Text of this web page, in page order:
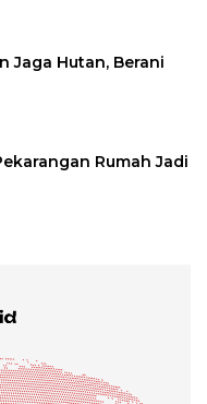
Jaga Hutan, Berani
Rumah Jadi